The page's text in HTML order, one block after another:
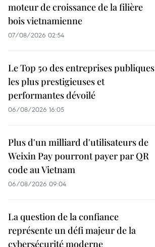
moteur de croissance de la filière
bois vietnamienne
07/08/2026 02:54
Le Top 50 des entreprises publiques
les plus prestigieuses et
performantes dévoilé
06/08/2026 16:05
Plus d'un milliard d'utilisateurs de
Weixin Pay pourront payer par QR
code au Vietnam
06/08/2026 09:04
La question de la confiance
représente un défi majeur de la
cybersécurité moderne